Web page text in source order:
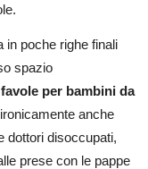
in poche righe finali
spazio
favole per bambini da
anche
dottori disoccupati,
prese con le pappe